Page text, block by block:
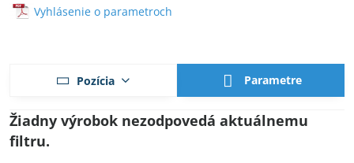
Vyhlásenie o parametroch
Pozícia Parametre